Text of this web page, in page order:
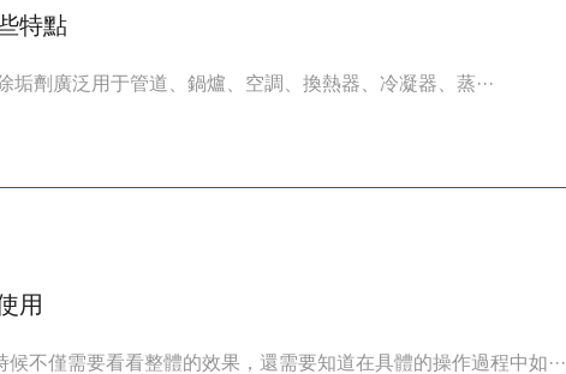
特點
垢劑廣泛用于管道、鍋爐、空調、換熱器、冷凝器、蒸···
用
不僅需要看看整體的效果，還需要知道在具體的操作過程中如···